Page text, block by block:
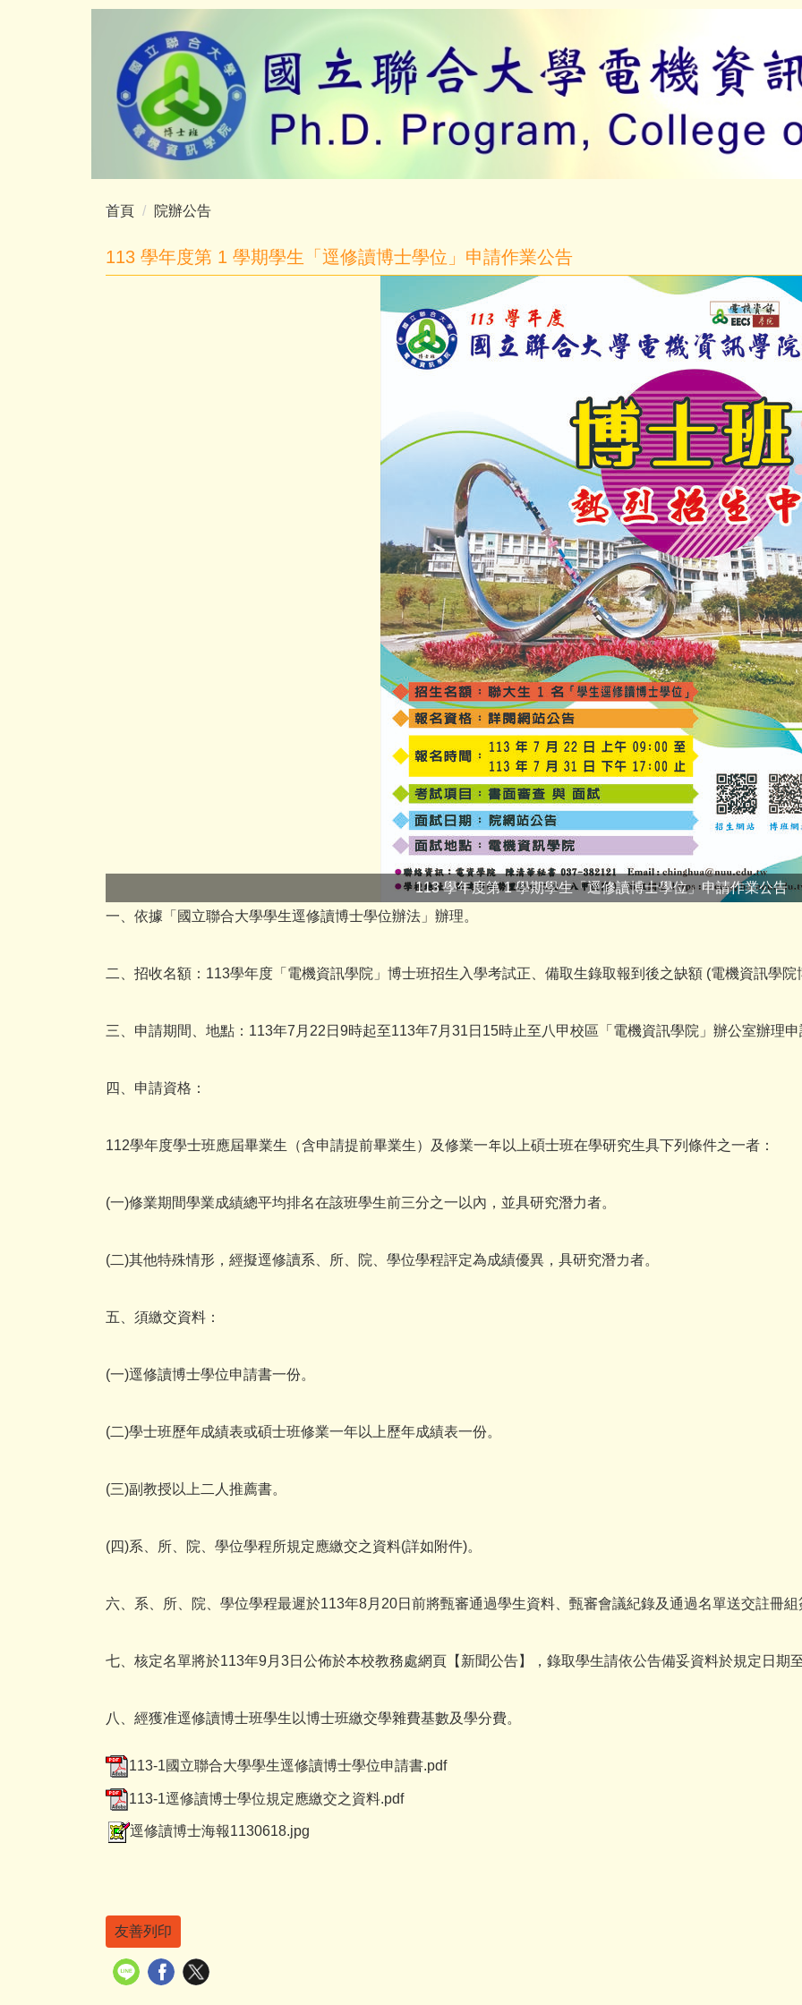
首頁 院辦公告
113 學年度第 1 學期學生「逕修讀博士學位」申請作業公告
113 學年度第 1 學期學生「逕修讀博士學位」申請作業公告
一、依據「國立聯合大學學生逕修讀博士學位辦法」辦理。
二、招收名額：113學年度「電機資訊學院」博士班招生入學考試正、備取生錄取報到後之缺額 (電機資訊學院
三、申請期間、地點：113年7月22日9時起至113年7月31日15時止至八甲校區「電機資訊學院」辦公室辦理申
四、申請資格：
112學年度學士班應屆畢業生（含申請提前畢業生）及修業一年以上碩士班在學研究生具下列條件之一者：
(一)修業期間學業成績總平均排名在該班學生前三分之一以內，並具研究潛力者。
(二)其他特殊情形，經擬逕修讀系、所、院、學位學程評定為成績優異，具研究潛力者。
五、須繳交資料：
(一)逕修讀博士學位申請書一份。
(二)學士班歷年成績表或碩士班修業一年以上歷年成績表一份。
(三)副教授以上二人推薦書。
(四)系、所、院、學位學程所規定應繳交之資料(詳如附件)。
六、系、所、院、學位學程最遲於113年8月20日前將甄審通過學生資料、甄審會議紀錄及通過名單送交註冊組
七、核定名單將於113年9月3日公佈於本校教務處網頁【新聞公告】，錄取學生請依公告備妥資料於規定日期
八、經獲准逕修讀博士班學生以博士班繳交學雜費基數及學分費。
113-1國立聯合大學學生逕修讀博士學位申請書.pdf
113-1逕修讀博士學位規定應繳交之資料.pdf
逕修讀博士海報1130618.jpg
友善列印